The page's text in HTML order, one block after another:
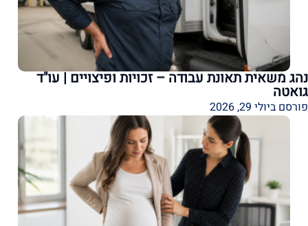
נהג משאית תאונת עבודה – זכויות ופיצויים | עו"ד
גואטה
פורסם ביולי 29, 2026